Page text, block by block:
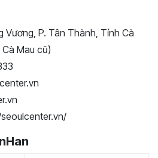
Vương, P. Tân Thành, Tỉnh Cà
Mau cũ)